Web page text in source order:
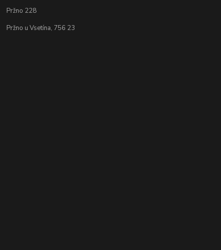
Pržno 228
Pržno u Vsetína, 756 23